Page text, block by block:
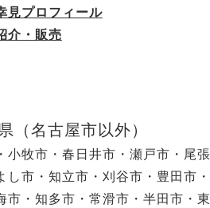
見プロフィール
介・販売
（名古屋市以外）
小牧市・春日井市・瀬戸市・尾
し市・知立市・刈谷市・豊田市
市・知多市・常滑市・半田市・